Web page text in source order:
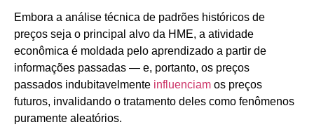
Embora a análise técnica de padrões históricos de
preços seja o principal alvo da HME, a atividade
econômica é moldada pelo aprendizado a partir de
informações passadas — e, portanto, os preços
passados indubitavelmente influenciam os preços
futuros, invalidando o tratamento deles como fenômenos
puramente aleatórios.